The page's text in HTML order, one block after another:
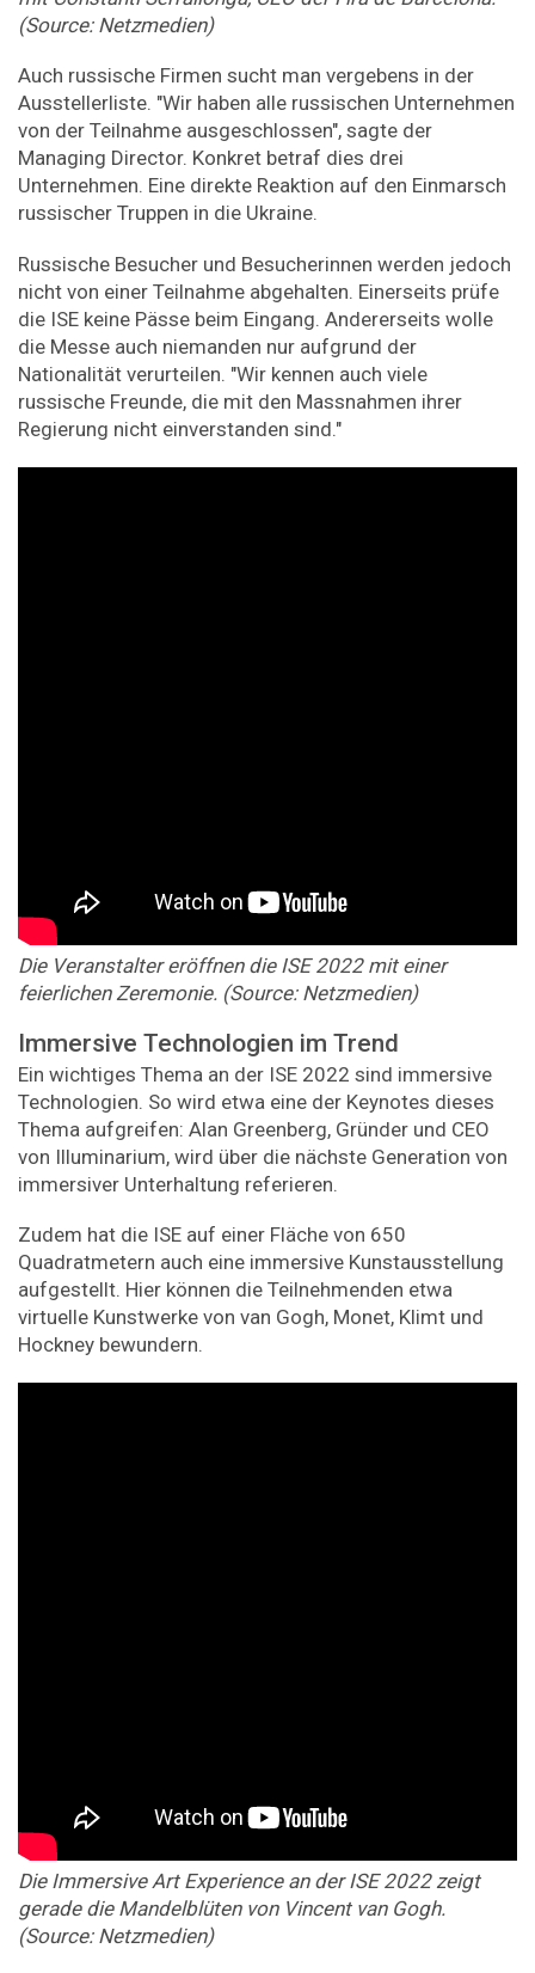
(Source: Netzmedien)
Auch russische Firmen sucht man vergebens in der
Ausstellerliste. "Wir haben alle russischen Unternehmen
von der Teilnahme ausgeschlossen", sagte der
Managing Director. Konkret betraf dies drei
Unternehmen. Eine direkte Reaktion auf den Einmarsch
russischer Truppen in die Ukraine.
Russische Besucher und Besucherinnen werden jedoch
nicht von einer Teilnahme abgehalten. Einerseits prüfe
die ISE keine Pässe beim Eingang. Andererseits wolle
die Messe auch niemanden nur aufgrund der
Nationalität verurteilen. "Wir kennen auch viele
russische Freunde, die mit den Massnahmen ihrer
Regierung nicht einverstanden sind."
Die Veranstalter eröffnen die ISE 2022 mit einer
feierlichen Zeremonie. (Source: Netzmedien)
Immersive Technologien im Trend
Ein wichtiges Thema an der ISE 2022 sind immersive
Technologien. So wird etwa eine der Keynotes dieses
Thema aufgreifen: Alan Greenberg, Gründer und CEO
von Illuminarium, wird über die nächste Generation von
immersiver Unterhaltung referieren.
Zudem hat die ISE auf einer Fläche von 650
Quadratmetern auch eine immersive Kunstausstellung
aufgestellt. Hier können die Teilnehmenden etwa
virtuelle Kunstwerke von van Gogh, Monet, Klimt und
Hockney bewundern.
Die Immersive Art Experience an der ISE 2022 zeigt
gerade die Mandelblüten von Vincent van Gogh.
(Source: Netzmedien)